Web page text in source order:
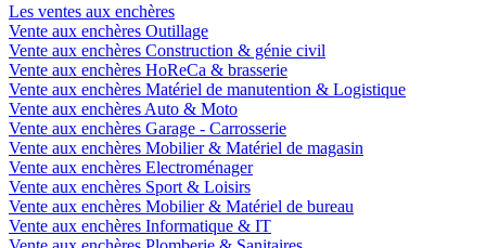
Les ventes aux enchères
Vente aux enchères Outillage
Vente aux enchères Construction & génie civil
Vente aux enchères HoReCa & brasserie
Vente aux enchères Matériel de manutention & Logistique
Vente aux enchères Auto & Moto
Vente aux enchères Garage - Carrosserie
Vente aux enchères Mobilier & Matériel de magasin
Vente aux enchères Electroménager
Vente aux enchères Sport & Loisirs
Vente aux enchères Mobilier & Matériel de bureau
Vente aux enchères Informatique & IT